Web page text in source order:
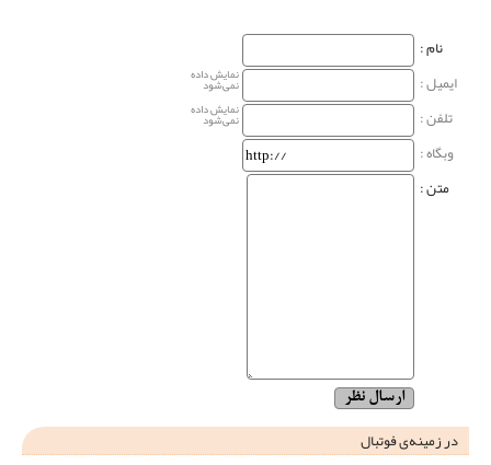
نام‌ :
ایمیل :
نمایش داده
نمی‌شود
تلفن : نمایش داده
نمی‌شود
وبگاه‌ :
متن :
در زمینه‌ی فوتبال